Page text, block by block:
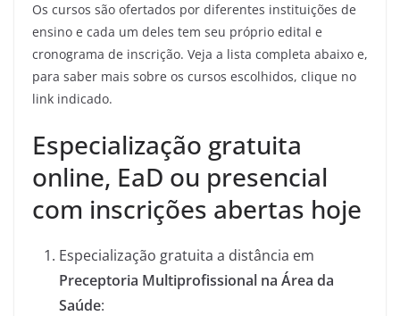
Os cursos são ofertados por diferentes instituições de
ensino e cada um deles tem seu próprio edital e
cronograma de inscrição. Veja a lista completa abaixo e,
para saber mais sobre os cursos escolhidos, clique no
link indicado.
Especialização gratuita
online, EaD ou presencial
com inscrições abertas hoje
Especialização gratuita a distância em
Preceptoria Multiprofissional na Área da
Saúde: